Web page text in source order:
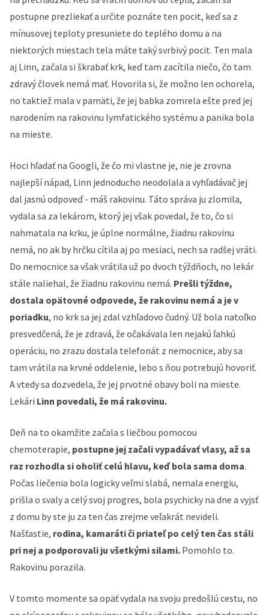
postupne prezliekať a určite poznáte ten pocit, keď sa z
mínusovej teploty presuniete do teplého domu a na
niektorých miestach tela máte taký svrbivý pocit. Ten mala
aj Linn, začala si škrabať krk, keď tam zacítila niečo, čo tam
zdravý človek nemá mať. Hovorila si, že možno len ochorela,
no taktiež mala v pamäti, že jej babka zomrela ešte pred jej
narodením na rakovinu lymfatického systému a panika bola
na mieste.
Hoci hľadať na Googli, že čo mi vlastne je, nie je zrovna
najlepší nápad, Linn jednoducho neodolala a vyhľadávač jej
dal jasnú odpoveď - máš rakovinu. Táto správa ju zlomila,
vydala sa za lekárom, ktorý jej však povedal, že to, čo si
nahmatala na krku, je úplne normálne, žiadnu rakovinu
nemá, no ak by hrčku cítila aj po mesiaci, nech sa radšej vráti.
Do nemocnice sa však vrátila už po dvoch týždňoch, no lekár
stále naliehal, že žiadnu rakovinu nemá. Prešli týždne,
dostala opätovné odpovede, že rakovinu nemá a je v
poriadku, no krk sa jej zdal vzhľadovo čudný. Už bola natoľko
presvedčená, že je zdravá, že očakávala len nejakú ľahkú
operáciu, no zrazu dostala telefonát z nemocnice, aby sa
tam vrátila na krvné oddelenie, lebo s ňou potrebujú hovoriť.
A vtedy sa dozvedela, že jej prvotné obavy boli na mieste.
Lekári Linn povedali, že má rakovinu.
Deň na to okamžite začala s liečbou pomocou
chemoterapie, postupne jej začali vypadávať vlasy, až sa
raz rozhodla si oholiť celú hlavu, keď bola sama doma.
Počas liečenia bola logicky veľmi slabá, nemala energiu,
prišla o svaly a celý svoj progres, bola psychicky na dne a vyjsť
z domu by ste ju za ten čas zrejme veľakrát nevideli.
Našťastie, rodina, kamaráti či priateľ po celý ten čas stáli
pri nej a podporovali ju všetkými silami. Pomohlo to.
Rakovinu porazila.
V tomto momente sa opäť vydala na svoju predošlú cestu, no